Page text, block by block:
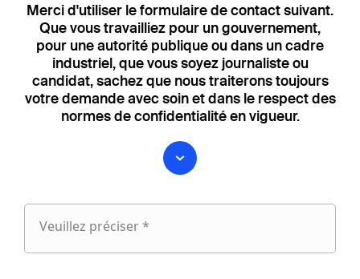
Merci d'utiliser le formulaire de contact suivant.
Que vous travailliez pour un gouvernement,
pour une autorité publique ou dans un cadre
industriel, que vous soyez journaliste ou
candidat, sachez que nous traiterons toujours
votre demande avec soin et dans le respect des
normes de confidentialité en vigueur.
Veuillez préciser *
Veuillez